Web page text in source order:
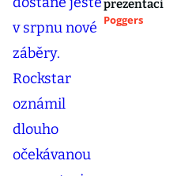
prezentaci
Poggers